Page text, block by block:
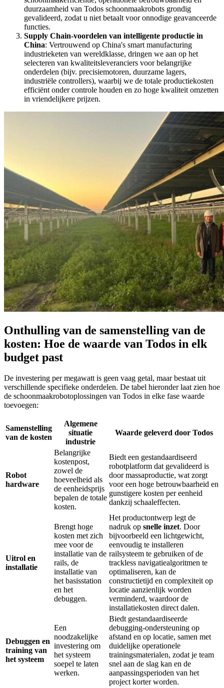
duurzaamheid van Todos schoonmaakrobots grondig
gevalideerd, zodat u niet betaalt voor onnodige geavanceerde
functies.
Supply Chain-voordelen van intelligente productie in
China: Vertrouwend op China's smart manufacturing
industrieketen van wereldklasse, dringen we aan op het
selecteren van kwaliteitsleveranciers voor belangrijke
onderdelen (bijv. precisiemotoren, duurzame lagers,
industriële controllers), waarbij we de totale productiekosten
efficiënt onder controle houden en zo hoge kwaliteit omzetten
in vriendelijkere prijzen.
Onthulling van de samenstelling van de
kosten: Hoe de waarde van Todos in elk
budget past
De investering per megawatt is geen vaag getal, maar bestaat uit
verschillende specifieke onderdelen. De tabel hieronder laat zien hoe
de schoonmaakrobotoplossingen van Todos in elke fase waarde
toevoegen:
Samenstelling
van de kosten
Algemene
situatie
industrie
Waarde geleverd door Todos
Robot
hardware
Belangrijke
kostenpost,
zowel de
hoeveelheid als
de eenheidsprijs
bepalen de totale
kosten.
Biedt een gestandaardiseerd
robotplatform dat gevalideerd is
door massaproductie, wat zorgt
voor een hoge betrouwbaarheid en
gunstigere kosten per eenheid
dankzij schaaleffecten.
Uitrol en
installatie
Brengt hoge
kosten met zich
mee voor de
installatie van de
rails, de
installatie van
het basisstation
en het
debuggen.
Het productontwerp legt de
nadruk op snelle inzet. Door
bijvoorbeeld een lichtgewicht,
eenvoudig te installeren
railsysteem te gebruiken of de
trackless navigatiealgoritmen te
optimaliseren, kan de
constructietijd en complexiteit op
locatie aanzienlijk worden
verminderd, waardoor de
installatiekosten direct dalen.
Debuggen en
training van
het systeem
Een
noodzakelijke
investering om
het systeem
soepel te laten
werken.
Biedt gestandaardiseerde
debugging-ondersteuning op
afstand en op locatie, samen met
duidelijke operationele
trainingsmaterialen, zodat je team
snel aan de slag kan en de
aanpassingsperioden van het
project korter worden.